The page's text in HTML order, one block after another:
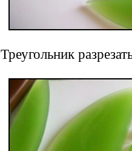
Треугольник